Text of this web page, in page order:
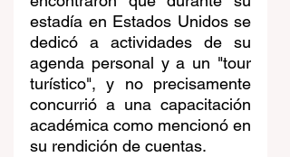
estadía en Estados Unidos se
dedicó a actividades de su
agenda personal y a un "tour
turístico", y no precisamente
concurrió a una capacitación
académica como mencionó en
su rendición de cuentas.